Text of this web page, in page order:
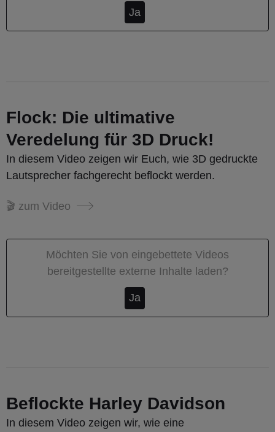
Ja
Flock: Die ultimative
Veredelung für 3D Druck!
In diesem Video zeigen wir Euch, wie 3D gedruckte
Lautsprecher fachgerecht beflockt werden.
🎬 zum Video
Möchten Sie von eingebettete Videos
bereitgestellte externe Inhalte laden?
Ja
Beflockte Harley Davidson
In diesem Video zeigen wir, wie eine